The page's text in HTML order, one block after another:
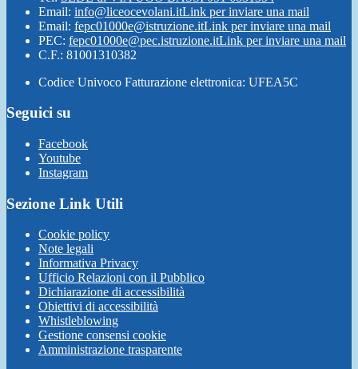
Email: info@liceocevolani.itLink per inviare una mail
Email: fepc01000e@istruzione.itLink per inviare una mail
PEC: fepc01000e@pec.istruzione.itLink per inviare una mail
C.F.: 81001310382
Codice Univoco Fatturazione elettronica: UFEA5C
Seguici su
Facebook
Youtube
Instagram
Sezione Link Utili
Cookie policy
Note legali
Informativa Privacy
Ufficio Relazioni con il Pubblico
Dichiarazione di accessibilità
Obiettivi di accessibilità
Whistleblowing
Gestione consensi cookie
Amministrazione trasparente